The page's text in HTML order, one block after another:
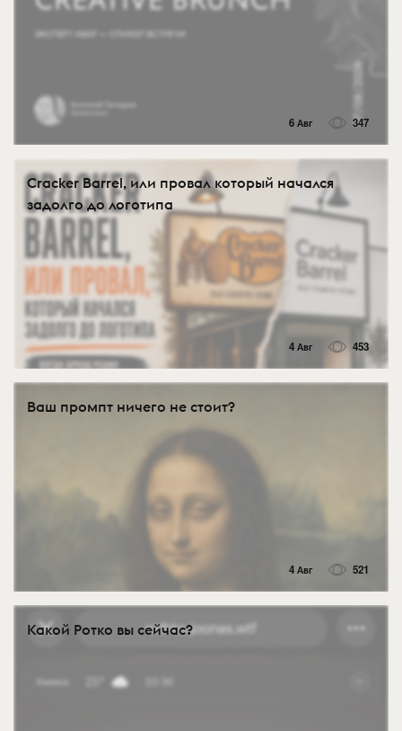
6 Авг 347
Cracker Barrel, или провал который начался
задолго до логотипа
4 Авг 453
Ваш промпт ничего не стоит?
4 Авг 521
Какой Ротко вы сейчас?